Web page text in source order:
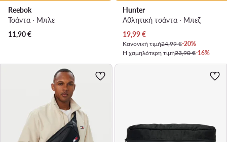
Reebok
Τσάντα · Μπλε
11,90€
Hunter
Αθλητική τσάντα · Μπεζ
Τρέχουσα τιμή
19,99€
Κανονική τιμή24,99 €-20%
Η χαμηλότερη τιμή23,90 €-16%